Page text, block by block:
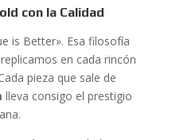
con la Calidad
is Better». Esa filosofía
en cada rincón
pieza que sale de
lleva consigo el prestigio